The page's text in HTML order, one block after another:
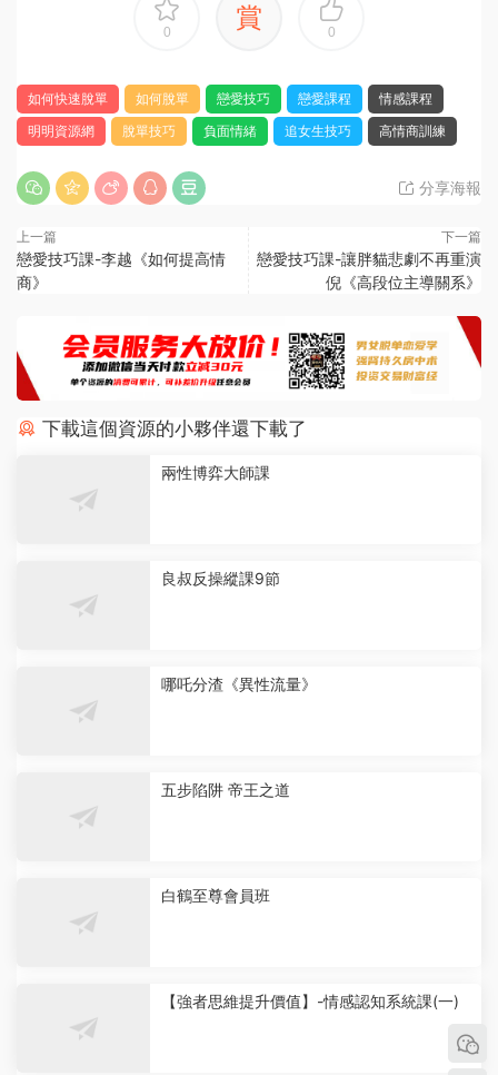
0 賞 0
如何快速脫單 如何脫單 戀愛技巧 戀愛課程
情感課程
明明資源網
脫單技巧 負面情緒 追女生技巧 高情商訓練
分享海報
上一篇
戀愛技巧課-李越《如何提高情
商》
下一篇
戀愛技巧課-讓胖貓悲劇不再重演
倪《高段位主導關系》
下載這個資源的小夥伴還下載了
兩性博弈大師課
良叔反操縱課9節
哪吒分渣《異性流量》
五步陷阱 帝王之道
白鶴至尊會員班
【強者思維提升價值】-情感認知系統課(一)